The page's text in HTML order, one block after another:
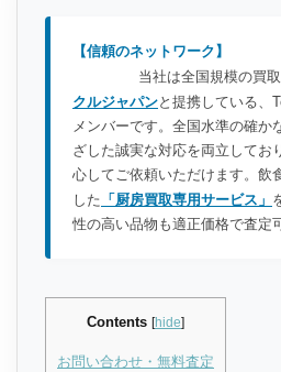
【信頼のネットワーク】
当社は全国規模の買取ポ
クルジャパンと提携している、
メンバーです。全国水準の確か
ざした誠実な対応を両立してお
心してご依頼いただけます。飲
した 「厨房買取専用サービス」
性の高い品物も適正価格で査定
Contents [hide]
お問い合わせ・無料査定